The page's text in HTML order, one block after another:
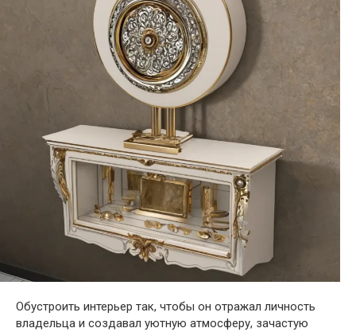
Обустроить интерьер так, чтобы он отражал личность
владельца и создавал уютную атмосферу, зачастую